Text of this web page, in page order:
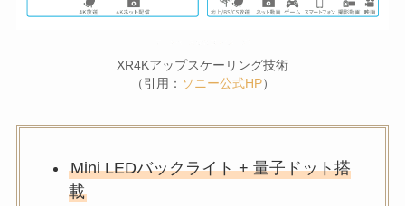
XR4Kアップスケーリング技術
（引用： ソニー公式HP）
Mini LEDバックライト + 量子ドット搭
載